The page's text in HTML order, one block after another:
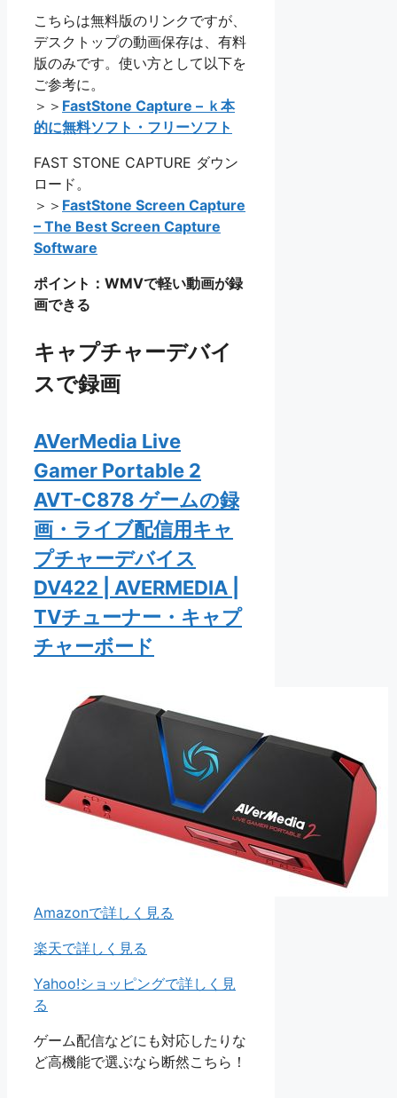
こちらは無料版のリンクですが、
デスクトップの動画保存は、有料
版のみです。使い方として以下を
ご参考に。
＞＞ FastStone Capture – ｋ本
的に無料ソフト・フリーソフト
FAST STONE CAPTURE ダウン
ロード。
＞＞ FastStone Screen Capture
– The Best Screen Capture
Software
ポイント：WMVで軽い動画が録
画できる
キャプチャーデバイ
スで録画
AVerMedia Live
Gamer Portable 2
AVT-C878 ゲームの録
画・ライブ配信用キャ
プチャーデバイス
DV422 | AVERMEDIA |
TVチューナー・キャプ
チャーボード
Amazonで詳しく見る
楽天で詳しく見る
Yahoo!ショッピングで詳しく見
る
ゲーム配信などにも対応したりな
ど高機能で選ぶなら断然こちら！